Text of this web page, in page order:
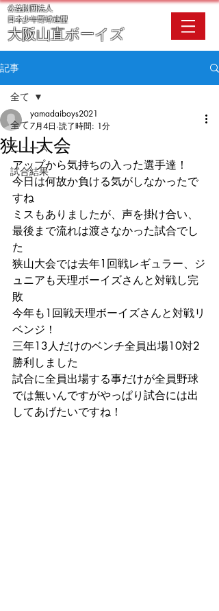
公益財団法人
​日本少年野球連盟
大阪山直ボーイズ
記事
全て
ニュース
試合結果
全て
狭山大会
yamadaiboys2021
7月4日 読了時間: 1分
アップから気持ちの入った選手達！
今日は何故か負ける気がしなかったで
すね
ミスもありましたが、声を掛け合い、
最後まで流れは渡さなかった試合でし
た
狭山大会では去年1回戦レギュラー、ジ
ュニアも天理ボーイズさんと対戦し完
敗
今年も1回戦天理ボーイズさんと対戦リ
ベンジ！
三年13人だけのベンチ全員出場10対2
勝利しました
試合に全員出場する事だけが全員野球
では無いんですがやっぱり試合には出
してあげたいですね！